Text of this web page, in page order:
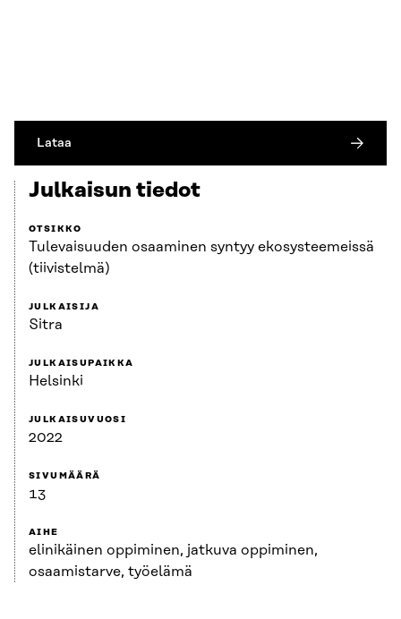
Lataa
Julkaisun tiedot
OTSIKKO
Tulevaisuuden osaaminen syntyy ekosysteemeissä
(tiivistelmä)
JULKAISIJA
Sitra
JULKAISUPAIKKA
Helsinki
JULKAISUVUOSI
2022
SIVUMÄÄRÄ
13
AIHE
elinikäinen oppiminen, jatkuva oppiminen,
osaamistarve, työelämä